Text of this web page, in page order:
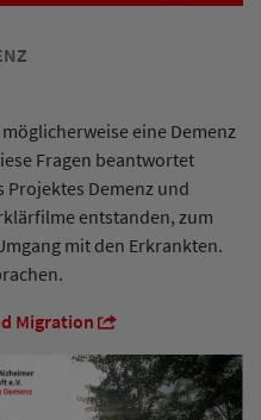
eine Demenz
Fragen beantwortet
Projektes Demenz und
entstanden, zum
mit den Erkrankten.
Migration